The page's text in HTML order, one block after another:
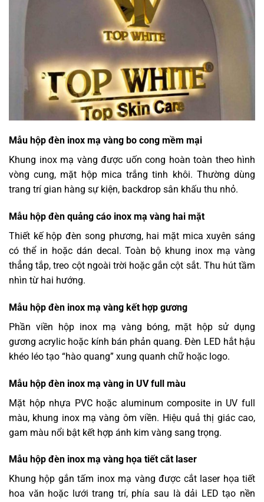
Mẫu hộp đèn inox mạ vàng bo cong mềm mại
Khung inox mạ vàng được uốn cong hoàn toàn theo hình
vòng cung, mặt hộp mica trắng tinh khôi. Thường dùng
trang trí gian hàng sự kiện, backdrop sân khấu thu nhỏ.
Mẫu hộp đèn quảng cáo inox mạ vàng hai mặt
Thiết kế hộp đèn song phương, hai mặt mica xuyên sáng
có thể in hoặc dán decal. Toàn bộ khung inox mạ vàng
thẳng tắp, treo cột ngoài trời hoặc gắn cột sắt. Thu hút tầm
nhìn từ hai hướng.
Mẫu hộp đèn inox mạ vàng kết hợp gương
Phần viền hộp inox mạ vàng bóng, mặt hộp sử dụng
gương acrylic hoặc kính bán phản quang. Đèn LED hắt hậu
khéo léo tạo “hào quang” xung quanh chữ hoặc logo.
Mẫu hộp đèn inox mạ vàng in UV full màu
Mặt hộp nhựa PVC hoặc aluminum composite in UV full
màu, khung inox mạ vàng ôm viền. Hiệu quả thị giác cao,
gam màu nổi bật kết hợp ánh kim vàng sang trọng.
Mẫu hộp đèn inox mạ vàng họa tiết cắt laser
Khung hộp gắn tấm inox mạ vàng được cắt laser họa tiết
hoa văn hoặc lưới trang trí, phía sau là dải LED tạo nền